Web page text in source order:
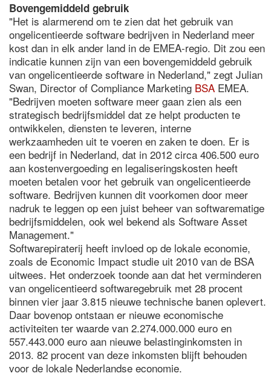
Bovengemiddeld gebruik
"Het is alarmerend om te zien dat het gebruik van
ongelicentieerde software bedrijven in Nederland meer
kost dan in elk ander land in de EMEA-regio. Dit zou een
indicatie kunnen zijn van een bovengemiddeld gebruik
van ongelicentieerde software in Nederland," zegt Julian
Swan, Director of Compliance Marketing BSA EMEA.
"Bedrijven moeten software meer gaan zien als een
strategisch bedrijfsmiddel dat ze helpt producten te
ontwikkelen, diensten te leveren, interne
werkzaamheden uit te voeren en zaken te doen. Er is
een bedrijf in Nederland, dat in 2012 circa 406.500 euro
aan kostenvergoeding en legaliseringskosten heeft
moeten betalen voor het gebruik van ongelicentieerde
software. Bedrijven kunnen dit voorkomen door meer
nadruk te leggen op een juist beheer van softwarematige
bedrijfsmiddelen, ook wel bekend als Software Asset
Management."
Softwarepiraterij heeft invloed op de lokale economie,
zoals de Economic Impact studie uit 2010 van de BSA
uitwees. Het onderzoek toonde aan dat het verminderen
van ongelicentieerd softwaregebruik met 28 procent
binnen vier jaar 3.815 nieuwe technische banen oplevert.
Daar bovenop ontstaan er nieuwe economische
activiteiten ter waarde van 2.274.000.000 euro en
557.443.000 euro aan nieuwe belastinginkomsten in
2013. 82 procent van deze inkomsten blijft behouden
voor de lokale Nederlandse economie.